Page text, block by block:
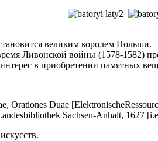
великим королем Польши.
Ливонской войны (1578-1582)
в приобретении памятных
Orationes Duae
Sachsen-Anhalt, 1627